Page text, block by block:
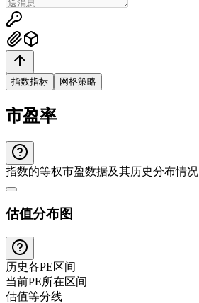
指数指标 网格策略
市盈率
指数的等权市盈数据及其历史分布情况
估值分布图
历史各PE区间
当前PE所在区间
估值等分线